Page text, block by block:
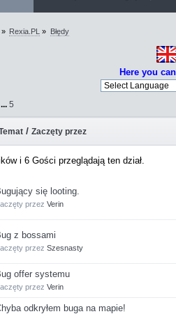
» Rexia.PL » Błędy
Here you
...5
/ Zaczęty przez
i 6 Gości przeglądają ten dział.
się looting.
przez Verin
z bossami
przez Szesnasty
offer systemu
przez Verin
odkryłem buga na mapie!